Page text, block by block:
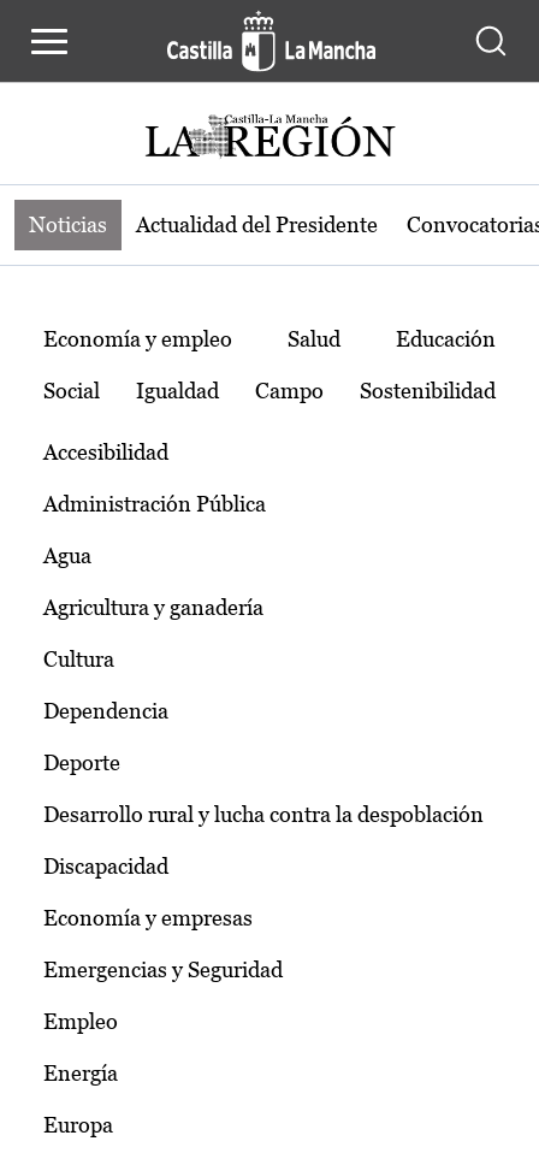
Noticias de la región de Castilla-La
Noticias Actualidad del Presidente
Temas
Economía y empleo Salud Educación
Social Igualdad Campo Sostenibilidad
Accesibilidad
Administración Pública
Agua
Agricultura y ganadería
Cultura
Dependencia
Deporte
Desarrollo rural y lucha contra la despoblación
Discapacidad
Economía y empresas
Emergencias y Seguridad
Empleo
Energía
Europa